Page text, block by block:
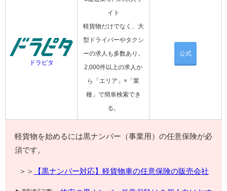
ドラピタ
イト
軽貨物だけでなく、大
型ドライバーやタクシ
ーの求人も多数あり。
2,000件以上の求人か
ら「エリア」×「業
種」で簡単検索でき
る。
公式
軽貨物を始めるには黒ナンバー（事業用）の任意保険が必
須です。
＞＞ 【黒ナンバー対応】軽貨物車の任意保険の販売会社